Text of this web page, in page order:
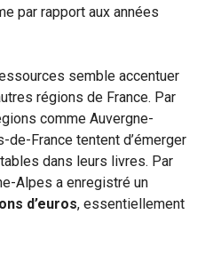
par rapport aux années
semble accentuer
régions de France. Par
comme Auvergne-
de-France tentent d’émerger
dans leurs livres. Par
Alpes a enregistré un
d’euros, essentiellement